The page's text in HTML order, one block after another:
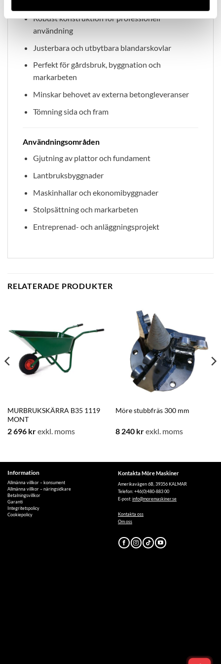
Robust konstruktion för professionell
användning
Justerbara och utbytbara blandarskovlar
Perfekt för gårdsbruk, byggnation och
markarbeten
Minskar behovet av externa betongleveranser
Tömning sida och fram
Användningsområden
Gjutning av plattor och fundament
Lantbruksbyggnader
Maskinhallar och ekonomibyggnader
Stolpsättning och markarbeten
Entreprenad- och anläggningsprojekt
RELATERADE PRODUKTER
MURBRUKSKÄRRA B35 1119
MONT
2 696 krexkl. moms
Möre stubbfräs 300 mm
8 240 krexkl. moms
Information
Allmänna villkor – konsument
Allmänna villkor – näringsidkare
Betalningsvillkor
Garanti
Integritetspolicy
Cookiepolicy
Kontakta Möre Maskiner
Amerikavägen 6B, 39356 KALMAR
Telefon: +46(0)480-883 00
E-post:info@moremaskiner.se
Kontakta oss
Om oss